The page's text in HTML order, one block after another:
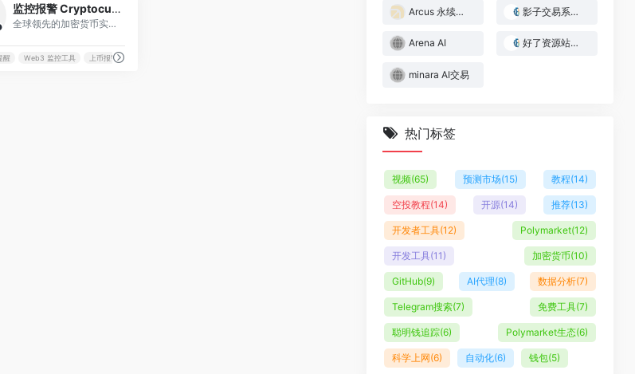
监控报警 Cryptocurrency Alerting
全球领先的加密货币实时警报平台，支持对比特币、山寨币、链上交易及交易所上新的全方位监控，并通过电话、短信、电报等多种渠道即时通知。
醒 Web3 监控工具 上币报警
Arcus 永续合约交易所 影子交易系统 — 跟着做市商赚钱
Arena AI 好了资源站｜Web3与AI实战资源库
minara AI交易
热门标签
视频(65) 预测市场(15) 教程(14)
空投教程(14) 开源(14) 推荐(13)
开发者工具(12) Polymarket(12)
开发工具(11) 加密货币(10)
GitHub(9) AI代理(8) 数据分析(7)
Telegram搜索(7) 免费工具(7)
聪明钱追踪(6) Polymarket生态(6)
科学上网(6) 自动化(6) 钱包(5)